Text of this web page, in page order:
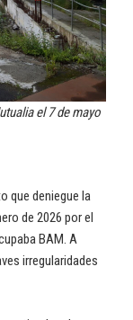
el 7 de mayo
que deniegue la
de 2026 por el
BAM. A
irregularidades